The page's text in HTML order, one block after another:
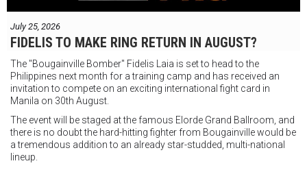
July 25, 2026
FIDELIS TO MAKE RING RETURN IN AUGUST?
The "Bougainville Bomber" Fidelis Laia is set to head to the
Philippines next month for a training camp and has received an
invitation to compete on an exciting international fight card in
Manila on 30th August.
The event will be staged at the famous Elorde Grand Ballroom, and
there is no doubt the hard-hitting fighter from Bougainville would be
a tremendous addition to an already star-studded, multi-national
lineup.